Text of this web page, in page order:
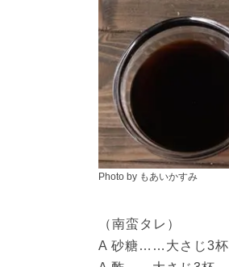
Photo by もあいかすみ
（南蛮タレ）
A 砂糖……大さじ3杯